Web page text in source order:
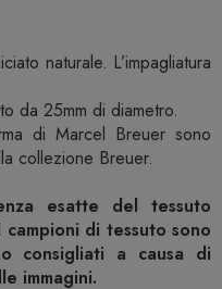
naturale. L’impagliatura
da 25mm di diametro.
di Marcel Breuer sono
collezione Breuer.
esatte del tessuto
di tessuto sono
consigliati a causa di
immagini.